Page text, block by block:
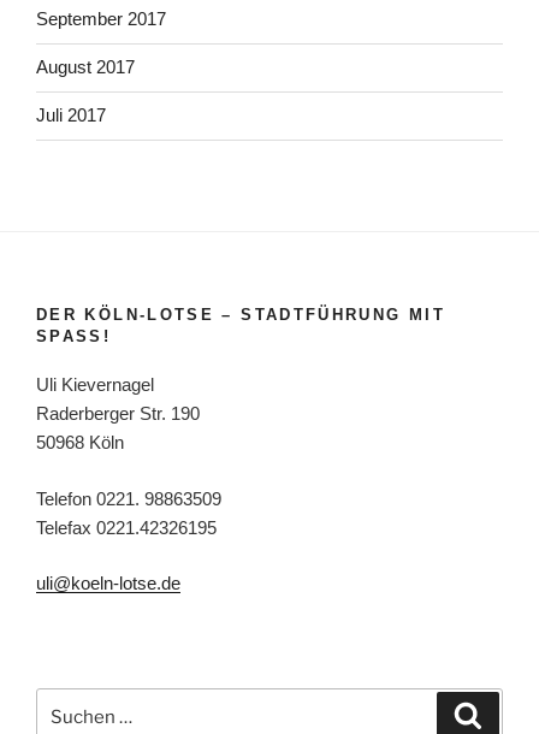
September 2017
August 2017
Juli 2017
DER KÖLN-LOTSE – STADTFÜHRUNG MIT
SPASS!
Uli Kievernagel
Raderberger Str. 190
50968 Köln
Telefon 0221. 98863509
Telefax 0221.42326195
uli@koeln-lotse.de